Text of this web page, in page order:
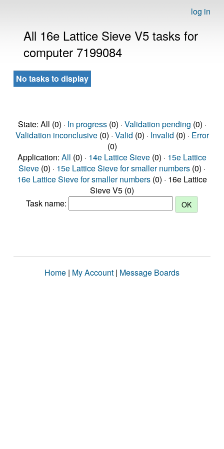
log in
All 16e Lattice Sieve V5 tasks for
computer 7199084
No tasks to display
State: All (0) · In progress(0) · Validation pending (0) ·
Validation inconclusive(0) · Valid (0) · Invalid (0) · Error
(0)
Application: All (0) · 14e Lattice Sieve (0) · 15e Lattice
Sieve (0) · 15e Lattice Sieve for smaller numbers (0) ·
16e Lattice Sieve for smaller numbers (0) · 16e Lattice
Sieve V5 (0)
Task name:
Home | My Account | Message Boards